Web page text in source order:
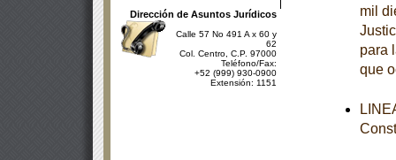
Dirección de Asuntos Jurídicos
Calle 57 No 491 A x 60 y
62
Col. Centro, C.P. 97000
Teléfono/Fax:
+52 (999) 930-0900
Extensión: 1151
mil
para
que